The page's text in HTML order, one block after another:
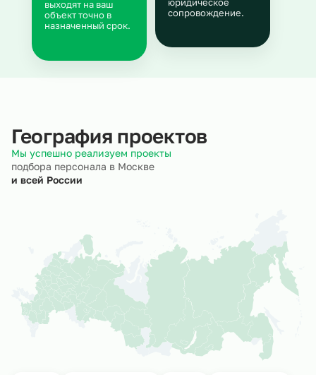
сопровождение.
выходят на ваш
объект точно в
назначенный срок.
География проектов
Мы успешно реализуем проекты
подбора персонала в Москве
и всей России